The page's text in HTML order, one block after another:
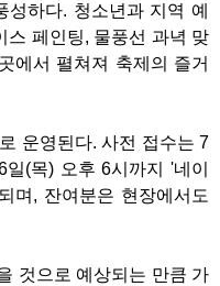
하다. 청소년과 지역 예
스 페인팅, 물풍선 과녁 맞
에서 펼쳐져 축제의 즐거
운영된다. 사전 접수는 7
(목) 오후 6시까지 '네이
며, 잔여분은 현장에서도
것으로 예상되는 만큼 가